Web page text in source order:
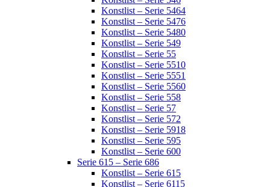
Konstlist – Serie 5464
Konstlist – Serie 5476
Konstlist – Serie 5480
Konstlist – Serie 549
Konstlist – Serie 55
Konstlist – Serie 5510
Konstlist – Serie 5551
Konstlist – Serie 5560
Konstlist – Serie 558
Konstlist – Serie 57
Konstlist – Serie 572
Konstlist – Serie 5918
Konstlist – Serie 595
Konstlist – Serie 600
Serie 615 – Serie 686
Konstlist – Serie 615
Konstlist – Serie 6115